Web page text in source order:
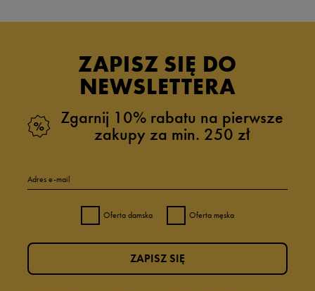
ZAPISZ SIĘ DO
NEWSLETTERA
Zgarnij 10% rabatu na pierwsze
zakupy za min. 250 zł
Adres e-mail
Oferta damska Oferta męska
ZAPISZ SIĘ